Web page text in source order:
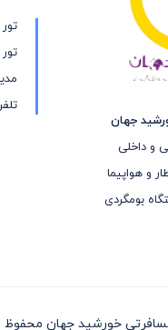
جهان
و داخلی
و هواپیما
بومگردی
خورشید جهان